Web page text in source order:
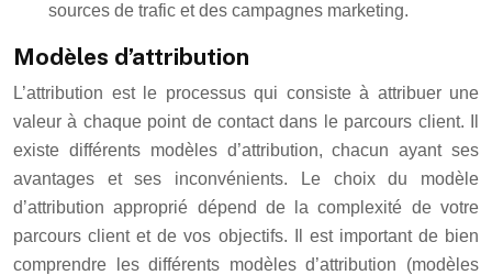
sources de trafic et des campagnes marketing.
Modèles d’attribution
L’attribution est le processus qui consiste à attribuer une
valeur à chaque point de contact dans le parcours client. Il
existe différents modèles d’attribution, chacun ayant ses
avantages et ses inconvénients. Le choix du modèle
d’attribution approprié dépend de la complexité de votre
parcours client et de vos objectifs. Il est important de bien
comprendre les différents modèles d’attribution (modèles